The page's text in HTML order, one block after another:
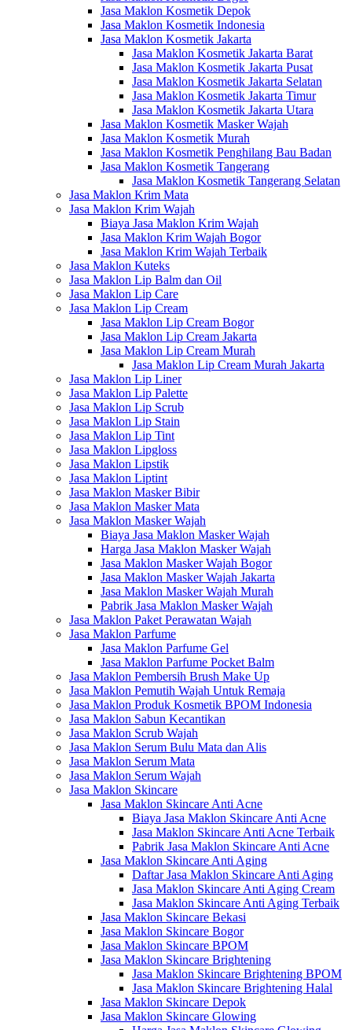
Jasa Maklon Kosmetik Depok
Jasa Maklon Kosmetik Indonesia
Jasa Maklon Kosmetik Jakarta
Jasa Maklon Kosmetik Jakarta Barat
Jasa Maklon Kosmetik Jakarta Pusat
Jasa Maklon Kosmetik Jakarta Selatan
Jasa Maklon Kosmetik Jakarta Timur
Jasa Maklon Kosmetik Jakarta Utara
Jasa Maklon Kosmetik Masker Wajah
Jasa Maklon Kosmetik Murah
Jasa Maklon Kosmetik Penghilang Bau Badan
Jasa Maklon Kosmetik Tangerang
Jasa Maklon Kosmetik Tangerang Selatan
Jasa Maklon Krim Mata
Jasa Maklon Krim Wajah
Biaya Jasa Maklon Krim Wajah
Jasa Maklon Krim Wajah Bogor
Jasa Maklon Krim Wajah Terbaik
Jasa Maklon Kuteks
Jasa Maklon Lip Balm dan Oil
Jasa Maklon Lip Care
Jasa Maklon Lip Cream
Jasa Maklon Lip Cream Bogor
Jasa Maklon Lip Cream Jakarta
Jasa Maklon Lip Cream Murah
Jasa Maklon Lip Cream Murah Jakarta
Jasa Maklon Lip Liner
Jasa Maklon Lip Palette
Jasa Maklon Lip Scrub
Jasa Maklon Lip Stain
Jasa Maklon Lip Tint
Jasa Maklon Lipgloss
Jasa Maklon Lipstik
Jasa Maklon Liptint
Jasa Maklon Masker Bibir
Jasa Maklon Masker Mata
Jasa Maklon Masker Wajah
Biaya Jasa Maklon Masker Wajah
Harga Jasa Maklon Masker Wajah
Jasa Maklon Masker Wajah Bogor
Jasa Maklon Masker Wajah Jakarta
Jasa Maklon Masker Wajah Murah
Pabrik Jasa Maklon Masker Wajah
Jasa Maklon Paket Perawatan Wajah
Jasa Maklon Parfume
Jasa Maklon Parfume Gel
Jasa Maklon Parfume Pocket Balm
Jasa Maklon Pembersih Brush Make Up
Jasa Maklon Pemutih Wajah Untuk Remaja
Jasa Maklon Produk Kosmetik BPOM Indonesia
Jasa Maklon Sabun Kecantikan
Jasa Maklon Scrub Wajah
Jasa Maklon Serum Bulu Mata dan Alis
Jasa Maklon Serum Mata
Jasa Maklon Serum Wajah
Jasa Maklon Skincare
Jasa Maklon Skincare Anti Acne
Biaya Jasa Maklon Skincare Anti Acne
Jasa Maklon Skincare Anti Acne Terbaik
Pabrik Jasa Maklon Skincare Anti Acne
Jasa Maklon Skincare Anti Aging
Daftar Jasa Maklon Skincare Anti Aging
Jasa Maklon Skincare Anti Aging Cream
Jasa Maklon Skincare Anti Aging Terbaik
Jasa Maklon Skincare Bekasi
Jasa Maklon Skincare Bogor
Jasa Maklon Skincare BPOM
Jasa Maklon Skincare Brightening
Jasa Maklon Skincare Brightening BPOM
Jasa Maklon Skincare Brightening Halal
Jasa Maklon Skincare Depok
Jasa Maklon Skincare Glowing